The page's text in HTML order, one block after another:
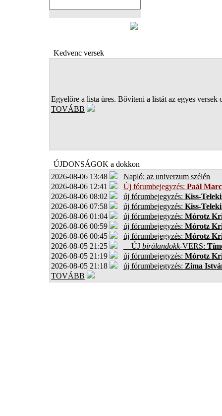
Kedvenc versek
Egyelőre a lista üres. Bővíteni a listát az egyes versek
TOVÁBB
ÚJDONSÁGOK a dokkon
2026-08-06 13:48
Napló: az univerzum szélén
2026-08-06 12:41
Új fórumbejegyzés: Paál
2026-08-06 08:02
új fórumbejegyzés: Kiss-
2026-08-06 07:58
új fórumbejegyzés: Kiss-
2026-08-06 01:04
új fórumbejegyzés: Mórotz
2026-08-06 00:59
új fórumbejegyzés: Mórotz
2026-08-06 00:45
új fórumbejegyzés: Mórotz
2026-08-05 21:25
ÚJ bírálandokk-VERS:
2026-08-05 21:19
új fórumbejegyzés: Mórotz
2026-08-05 21:18
új fórumbejegyzés: Zima
TOVÁBB